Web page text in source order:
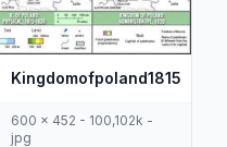
Kingdomofpoland1815
600 x 452 - 100,102k -
jpg